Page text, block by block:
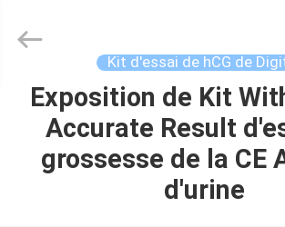
MAISON
PRODUITS
Guangzhou
Decheng
Reserved.
Kit d'essai de hCG de
Exposition de Kit
Accurate Result
grossesse de la CE
d'urine